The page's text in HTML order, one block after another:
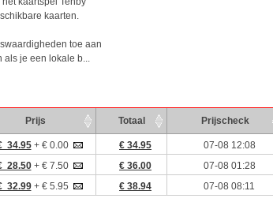
kaarten.
toe aan
als je een lokale b...
Prijs Totaal Prijscheck
34.95+ € 0.00 € 34.95
07-08 12:08
28.50+ € 7.50 € 36.00
07-08 01:28
32.99+ € 5.95 € 38.94 07-08 08:11